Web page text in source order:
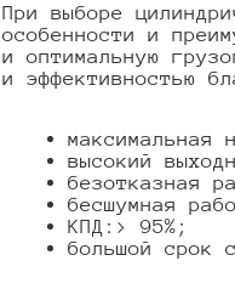
При выборе
особенности и
и оптимальную
и эффективностью
максимальная
высокий
безотказная
бесшумная
КПД:> 95%;
большой срок